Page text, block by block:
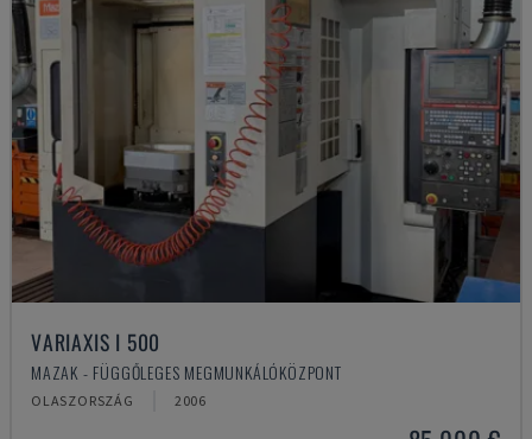
VARIAXIS I 500
MAZAK - FÜGGŐLEGES MEGMUNKÁLÓKÖZPONT
OLASZORSZÁG 2006